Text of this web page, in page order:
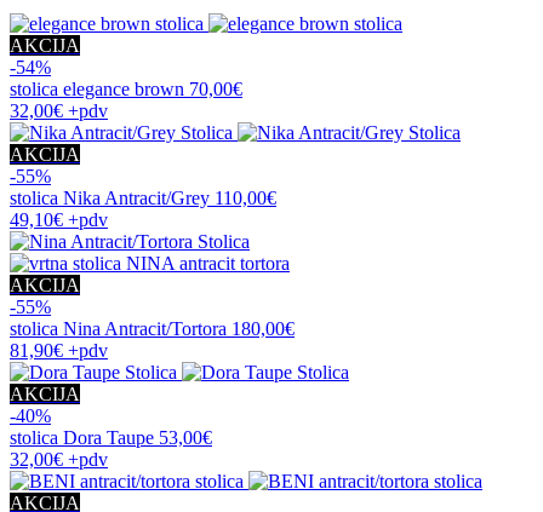
AKCIJA
-54%
stolica elegance brown 70,00€
32,00€ +pdv
AKCIJA
-55%
stolica Nika Antracit/Grey 110,00€
49,10€ +pdv
AKCIJA
-55%
stolica Nina Antracit/Tortora 180,00€
81,90€ +pdv
AKCIJA
-40%
stolica Dora Taupe 53,00€
32,00€ +pdv
AKCIJA